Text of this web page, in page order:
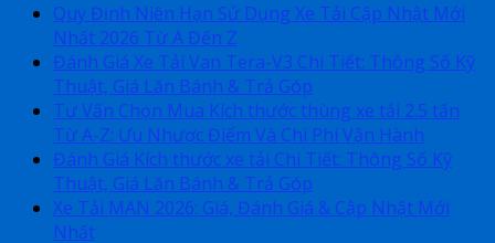
Quy Định Niên Hạn Sử Dụng Xe Tải Cập Nhật Mới
Nhất 2026 Từ A Đến Z
Đánh Giá Xe Tải Van Tera-V3 Chi Tiết: Thông Số Kỹ
Thuật, Giá Lăn Bánh & Trả Góp
Tư Vấn Chọn Mua Kích thước thùng xe tải 2.5 tấn
Từ A-Z: Ưu Nhược Điểm Và Chi Phí Vận Hành
Đánh Giá Kích thước xe tải Chi Tiết: Thông Số Kỹ
Thuật, Giá Lăn Bánh & Trả Góp
Xe Tải MAN 2026: Giá, Đánh Giá & Cập Nhật Mới
Nhất